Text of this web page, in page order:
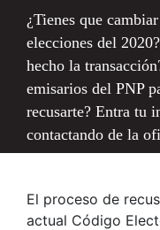
¿Tienes que
elecciones del
hecho la
emisarios del PNP
recusarte? Entra tu
contactando de la
El proceso de
actual Código